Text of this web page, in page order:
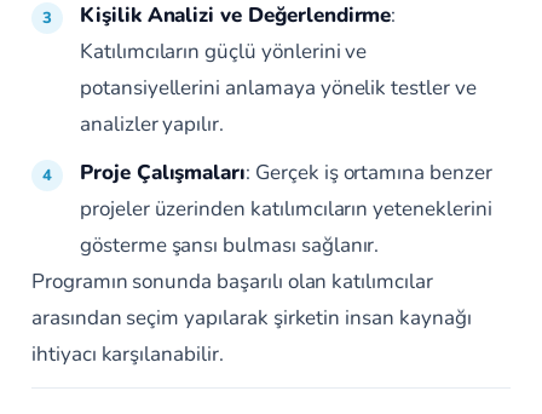
Kişilik Analizi ve Değerlendirme:
Katılımcıların güçlü yönlerini ve
potansiyellerini anlamaya yönelik testler ve
analizler yapılır.
Proje Çalışmaları: Gerçek iş ortamına benzer
projeler üzerinden katılımcıların yeteneklerini
gösterme şansı bulması sağlanır.
Programın sonunda başarılı olan katılımcılar
arasından seçim yapılarak şirketin insan kaynağı
ihtiyacı karşılanabilir.